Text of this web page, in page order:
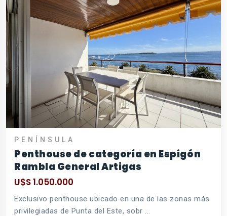
PENÍNSULA
Penthouse de categoría en Espigón
Rambla General Artigas
U$S 1.050.000
Exclusivo penthouse ubicado en una de las zonas más
privilegiadas de Punta del Este, sobr ...